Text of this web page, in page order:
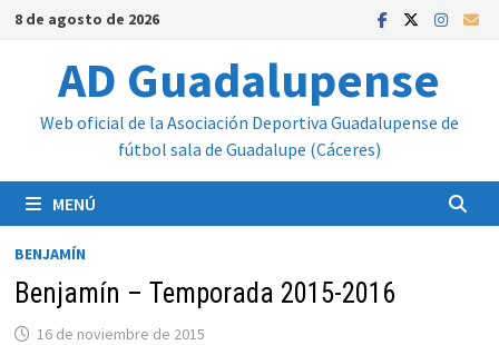
Saltar
contenido
8 de agosto de 2026
AD Guadalupense
Web oficial de la Asociación Deportiva Guadalupense de
fútbol sala de Guadalupe (Cáceres)
MENÚ
BENJAMÍN
Benjamín – Temporada 2015-2016
16 de noviembre de 2015